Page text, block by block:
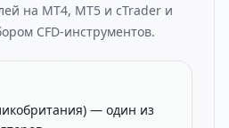
на MT4, MT5 и cTrader и
CFD-инструментов.
— один из